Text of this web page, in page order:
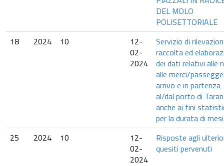
DEL MOLO
POLISETTORIALE
18
2024 10
12-
02-
2024
Servizio di
raccolta ed
dei dati relativi alle
alle merci/
arrivo e in partenza
al/dal porto di
anche ai fini
per la durata di
25
2024 10
12-
02-
2024
Risposte agli
quesiti pervenuti